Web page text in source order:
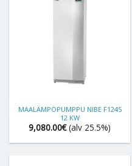
MAALÄMPÖPUMPPU NIBE F1245
12 KW
9,080.00€ (alv 25.5%)